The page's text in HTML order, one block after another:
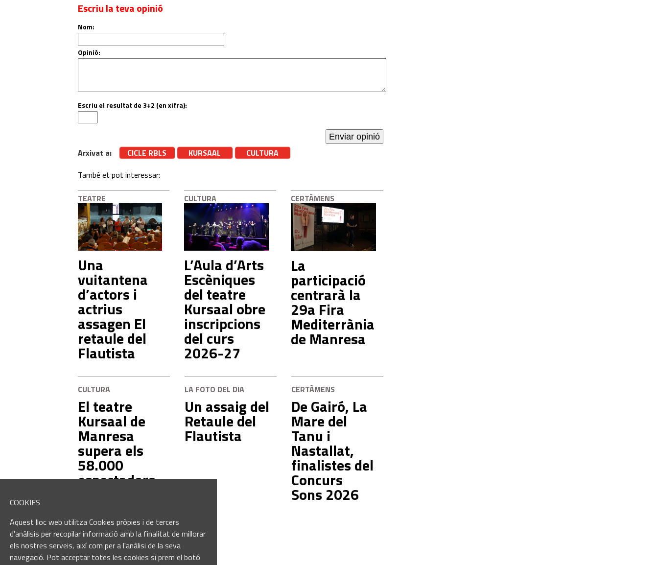
COOKIES
Aquest lloc web utilitza Cookies pròpies i de tercers
d'anàlisis per recopilar informació amb la finalitat de millorar
els nostres serveis, així com per a l'anàlisi de la seva
navegació. Pot acceptar totes les cookies si prem el botó
Escriu la teva opinió
Nom:
Opinió:
Escriu el resultat de 3+2 (en xifra):
Arxivat a: CICLE RBLS KURSAAL
CULTURA
També et pot interessar:
TEATRE
Una
vuitantena
d’actors i
actrius
assagen El
retaule del
Flautista
CULTURA
L’Aula d’Arts
Escèniques
del teatre
Kursaal obre
inscripcions
del curs
2026-27
CERTÀMENS
La
participació
centrarà la
29a Fira
Mediterrània
de Manresa
CULTURA
El teatre
Kursaal de
Manresa
supera els
58.000
espectadors
semestre del
2026
LA FOTO DEL DIA
Un assaig del
Retaule del
Flautista
CERTÀMENS
De Gairó, La
Mare del
Tanu i
Nastallat,
finalistes del
Concurs
Sons 2026